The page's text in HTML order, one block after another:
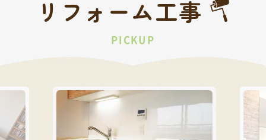
リフォーム工事
PICKUP